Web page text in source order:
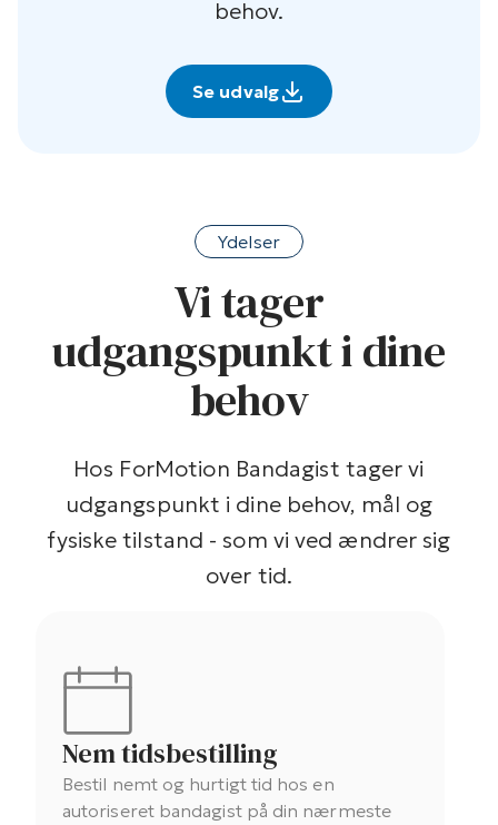
behov.
Se udvalg
Ydelser
Vi tager
udgangspunkt i dine
behov
Hos ForMotion Bandagist tager vi
udgangspunkt i dine behov, mål og
fysiske tilstand - som vi ved ændrer sig
over tid.
Nem tidsbestilling
Bestil nemt og hurtigt tid hos en
autoriseret bandagist på din nærmeste